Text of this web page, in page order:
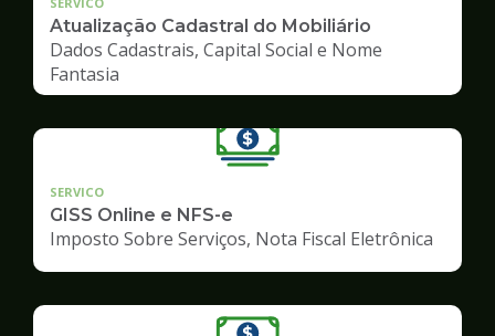
Atualização Cadastral do Mobiliário
Dados Cadastrais, Capital Social e Nome
Fantasia
SERVICO
GISS Online e NFS-e
Imposto Sobre Serviços, Nota Fiscal Eletrônica